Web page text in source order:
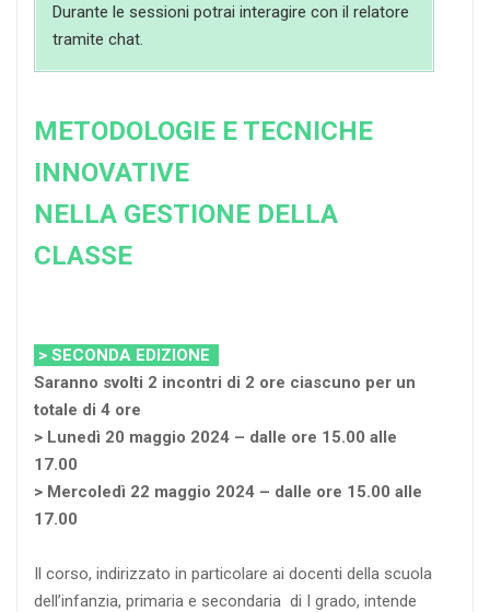
Durante le sessioni potrai interagire con il relatore
tramite chat.
METODOLOGIE E TECNICHE
INNOVATIVE
NELLA GESTIONE DELLA
CLASSE
> SECONDA EDIZIONE
Saranno svolti 2 incontri di 2 ore ciascuno per un
totale di 4 ore
> Lunedì 20 maggio 2024 – dalle ore 15.00 alle
17.00
> Mercoledì 22 maggio 2024 – dalle ore 15.00 alle
17.00
Il corso, indirizzato in particolare ai docenti della scuola
dell’infanzia, primaria e secondaria di I grado, intende